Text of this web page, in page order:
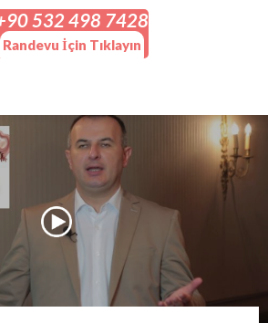
532 498 7428
Randevu İçin Tıklayın